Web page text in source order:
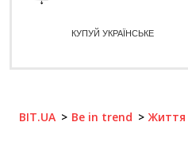
КУПУЙ УКРАЇНСЬКЕ
BIT.UA Be in trend Життя